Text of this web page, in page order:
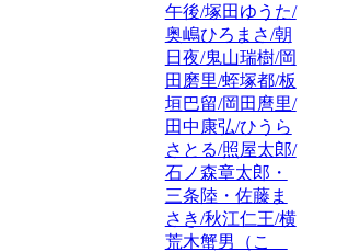
午後/塚田ゆうた/
奥嶋ひろまさ/朝
日夜/鬼山瑞樹/岡
田磨里/蛭塚都/板
垣巴留/岡田麿里/
田中康弘/ひうら
さとる/照屋太郎/
石ノ森章太郎・
三条陸・佐藤ま
さき/秋江仁王/横
荒木蟹男（こゝ